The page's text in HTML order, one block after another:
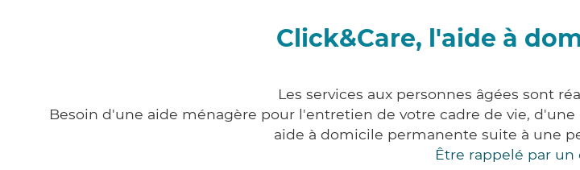
Click&Care, l'aide à
Les services aux personnes âgées sont
Besoin d'une aide ménagère pour l'entretien de votre cadre de vie,
aide à domicile permanente suite à une
Être rappelé par un